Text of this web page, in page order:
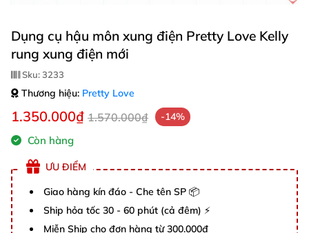
Dụng cụ hậu môn xung điện Pretty Love Kelly
rung xung điện mới
Sku:3233
Thương hiệu: Pretty Love
1.350.000₫ 1.570.000₫ -14%
Còn hàng
ƯU ĐIỂM
Giao hàng kín đáo - Che tên SP 📦
Ship hỏa tốc 30 - 60 phút (cả đêm) ⚡
Miễn Ship cho đơn hàng từ 300.000đ